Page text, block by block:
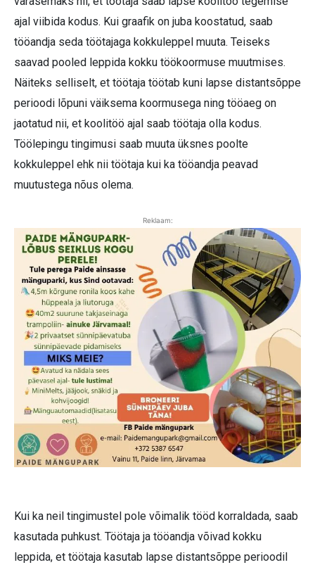
ajal viibida kodus. Kui graafik on juba koostatud, saab
tööandja seda töötajaga kokkuleppel muuta. Teiseks
saavad pooled leppida kokku töökoormuse muutmises.
Näiteks selliselt, et töötaja töötab kuni lapse distantsõppe
perioodi lõpuni väiksema koormusega ning tööaeg on
jaotatud nii, et koolitöö ajal saab töötaja olla kodus.
Töölepingu tingimusi saab muuta üksnes poolte
kokkuleppel ehk nii töötaja kui ka tööandja peavad
muutustega nõus olema.
Reklaam:
Kui ka neil tingimustel pole võimalik tööd korraldada, saab
kasutada puhkust. Töötaja ja tööandja võivad kokku
leppida, et töötaja kasutab lapse distantsõppe perioodil